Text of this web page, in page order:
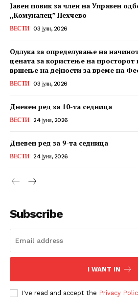
Јавен повик за член на Управен
,,Комуналец” Пехчево
ВЕСТИ 03 јули, 2026
Одлука за определување на
цената за користење на просторот
вршење на дејности за време на
ВЕСТИ 03 јули, 2026
Дневен ред за 10-та седница
ВЕСТИ 24 јуни, 2026
Дневен ред за 9-та седница
ВЕСТИ 24 јуни, 2026
Subscribe
I WANT IN
I've read and accept the Privacy